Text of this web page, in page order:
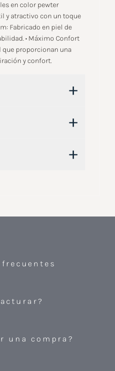
en color pewter
y atractivo con un toque
Fabricado en piel de
• Máximo Confort
proporcionan una
y confort.
+
+
+
una compra?